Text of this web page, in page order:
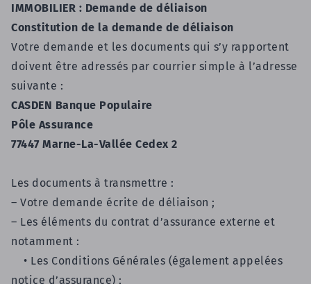
IMMOBILIER : Demande de déliaison
Constitution de la demande de déliaison
Votre demande et les documents qui s’y rapportent
doivent être adressés par courrier simple à l’adresse
suivante :
CASDEN Banque Populaire
Pôle Assurance
77447 Marne-La-Vallée Cedex 2
Les documents à transmettre :
– Votre demande écrite de déliaison ;
– Les éléments du contrat d’assurance externe et
notamment :
• Les Conditions Générales (également appelées
notice d’assurance) ;